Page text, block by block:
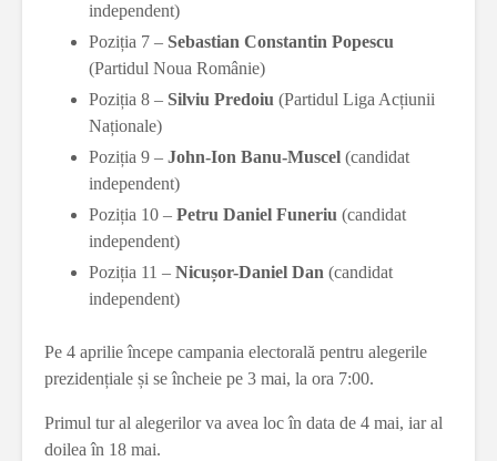
independent)
Poziția 7 – Sebastian Constantin Popescu
(Partidul Noua Românie)
Poziția 8 – Silviu Predoiu (Partidul Liga Acțiunii
Naționale)
Poziția 9 – John-Ion Banu-Muscel (candidat
independent)
Poziția 10 – Petru Daniel Funeriu (candidat
independent)
Poziția 11 – Nicușor-Daniel Dan (candidat
independent)
Pe 4 aprilie începe campania electorală pentru alegerile
prezidențiale și se încheie pe 3 mai, la ora 7:00.
Primul tur al alegerilor va avea loc în data de 4 mai, iar al
doilea în 18 mai.